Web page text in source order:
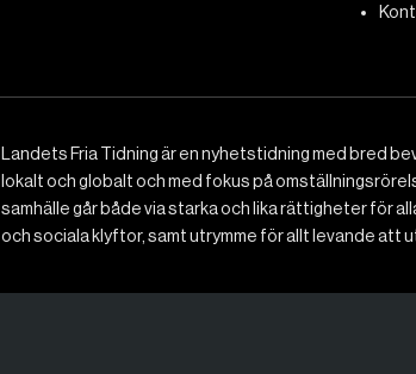
Landets Fria Tidning är en nyhetstidning med bred
lokalt och globalt och med fokus på
samhälle går både via starka och lika rättigheter för
och sociala klyftor, samt utrymme för allt levande att